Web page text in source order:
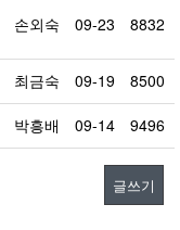
손외숙 09-23 8832
최금숙 09-19 8500
박흥배 09-14 9496
글쓰기